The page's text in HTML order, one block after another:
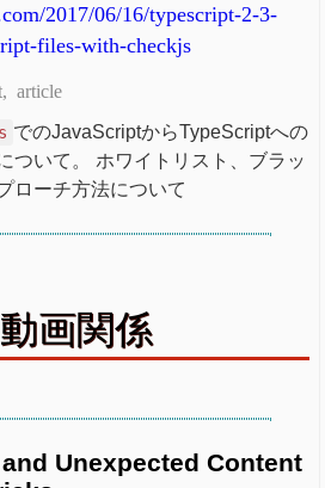
2017/06/16/typescript-2-3-
files-with-checkjs
article
でのJavaScriptからTypeScriptへの
ついて。 ホワイトリスト、ブラッ
ローチ方法について
画関係
Unexpected Content